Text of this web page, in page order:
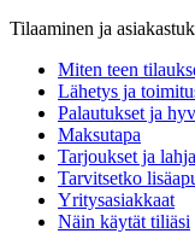
Tilaaminen ja
Miten teen
Lähetys ja
Palautukset ja
Maksutapa
Tarjoukset ja
Tarvitsetko
Yritysasiakkaat
Näin käytät tiliäsi